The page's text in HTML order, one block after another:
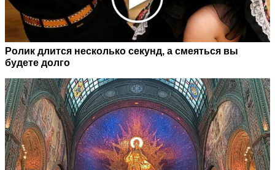
Ролик длится несколько секунд, а смеяться вы
будете долго